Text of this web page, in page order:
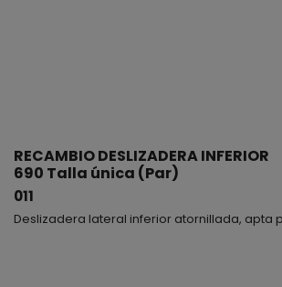
RECAMBIO DESLIZADERA INFERIOR
690 Talla única (Par)
011